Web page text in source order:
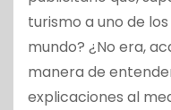
turismo a uno de
mundo? ¿No era,
manera de
explicaciones al